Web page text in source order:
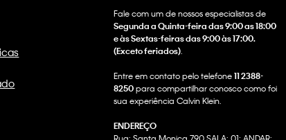
Fale com um de nossos especialistas de
Segunda a Quinta-feira das 9:00 as 18:00
e às Sextas-feiras das 9:00 às 17:00.
(Exceto feriados)
Entre em contato pelo telefone11 2388-
8250para compartilhar conosco como foi
sua experiência Calvin Klein.
ENDEREÇO